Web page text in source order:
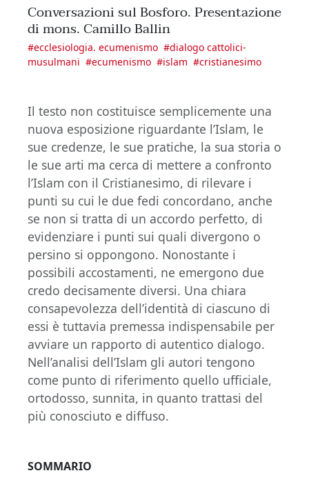
Conversazioni sul Bosforo. Presentazione
di mons. Camillo Ballin
#ecclesiologia. ecumenismo #dialogo cattolici-
musulmani #ecumenismo #islam #cristianesimo
Il testo non costituisce semplicemente una
nuova esposizione riguardante l’Islam, le
sue credenze, le sue pratiche, la sua storia o
le sue arti ma cerca di mettere a confronto
l’Islam con il Cristianesimo, di rilevare i
punti su cui le due fedi concordano, anche
se non si tratta di un accordo perfetto, di
evidenziare i punti sui quali divergono o
persino si oppongono. Nonostante i
possibili accostamenti, ne emergono due
credo decisamente diversi. Una chiara
consapevolezza dell’identità di ciascuno di
essi è tuttavia premessa indispensabile per
avviare un rapporto di autentico dialogo.
Nell’analisi dell’Islam gli autori tengono
come punto di riferimento quello ufficiale,
ortodosso, sunnita, in quanto trattasi del
più conosciuto e diffuso.
SOMMARIO